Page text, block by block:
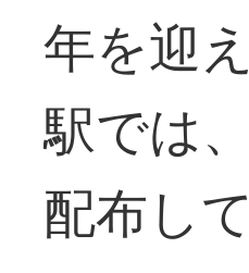
年を迎
駅では
配布し